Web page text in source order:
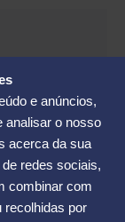
e anúncios,
analisar o nosso
acerca da sua
redes sociais,
combinar com
recolhidas por
(48) 3234-2986
- Florianópolis |